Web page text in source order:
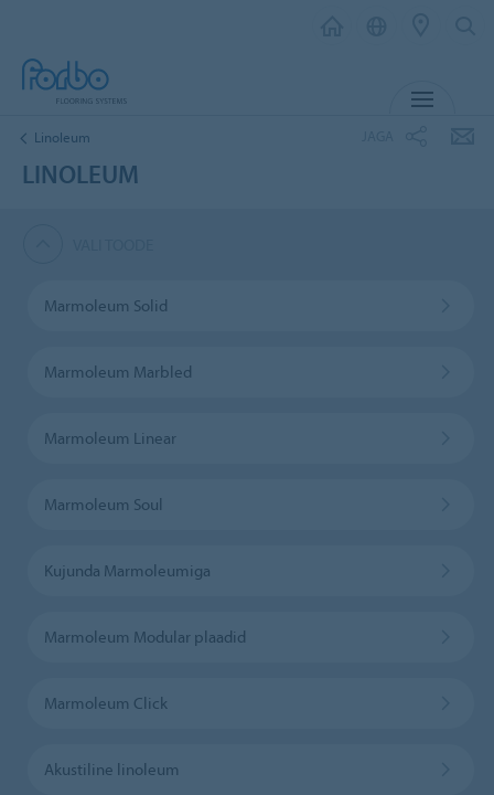
Linoleum
LINOLEUM
Marmoleum Solid
Marmoleum Marbled
Marmoleum Linear
Marmoleum Soul
Kujunda Marmoleumiga
Marmoleum Modular plaadid
Marmoleum Click
Akustiline linoleum